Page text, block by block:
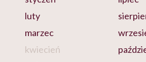
luty
marzec
kwiecień